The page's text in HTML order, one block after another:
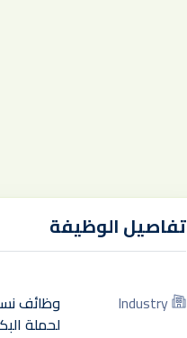
تفاصيل الوظيفة
Industry وظائف
لحملة